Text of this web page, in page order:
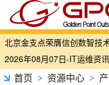
国家铁路局关于印发《“十
2026年08月07日-IT运维资
2026年08月07日-铁路智慧
首页 > 资源中心 >